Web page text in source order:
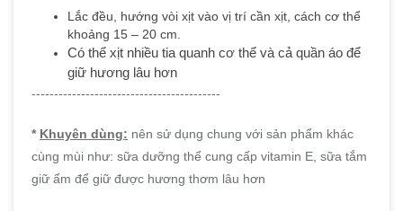
Lắc đều, hướng vòi xịt vào vị trí cần xịt, cách cơ thể
khoảng 15 – 20 cm.
Có thể xịt nhiều tia quanh cơ thể và cả quần áo để
giữ hương lâu hơn
------------------------------------------
* Khuyên dùng: nên sử dụng chung với sản phẩm khác
cùng mùi như: sữa dưỡng thể cung cấp vitamin E, sữa tắm
giữ ẩm để giữ được hương thơm lâu hơn